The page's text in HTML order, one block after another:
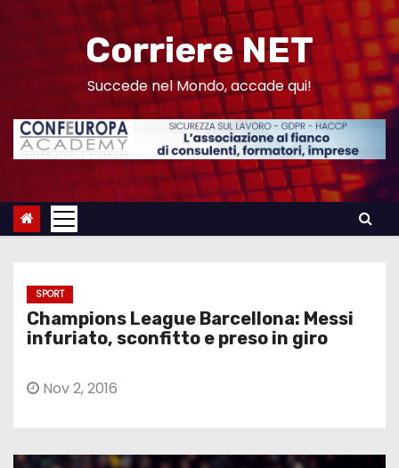
n
Corriere NET
Succede nel Mondo, accade qui!
SPORT
Champions League Barcellona: Messi
infuriato, sconfitto e preso in giro
Nov 2, 2016